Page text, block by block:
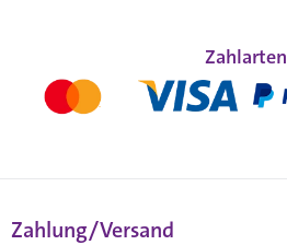
Zahlarten
Zahlung/Versand